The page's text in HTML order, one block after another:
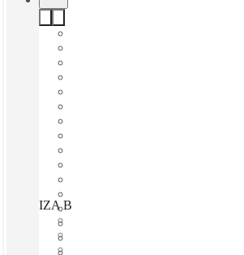
IZA BC Torre GIA, Monterrey, 64710